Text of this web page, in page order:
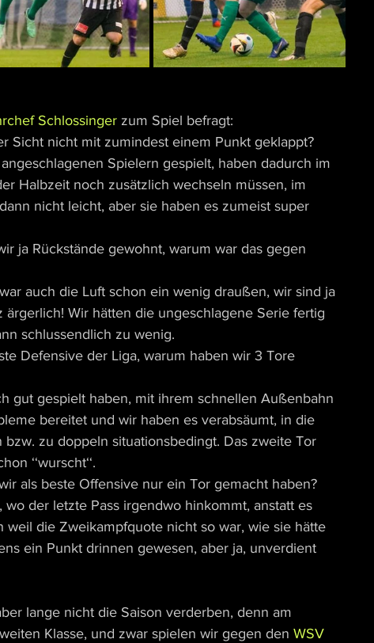
Schlossinger zum Spiel befragt:
Sicht nicht mit zumindest einem Punkt geklappt?
Spielern gespielt, haben dadurch im
Halbzeit noch zusätzlich wechseln müssen, im
nicht leicht, aber sie haben es zumeist super
ja Rückstände gewohnt, warum war das gegen
auch die Luft schon ein wenig draußen, wir sind ja
Wir hätten die ungeschlagene Serie fertig
schlussendlich zu wenig.
Defensive der Liga, warum haben wir 3 Tore
gut gespielt haben, mit ihrem schnellen Außenbahn
bereitet und wir haben es verabsäumt, in die
zu doppeln situationsbedingt. Das zweite Tor
‘‘wurscht‘‘.
als beste Offensive nur ein Tor gemacht haben?
der letzte Pass irgendwo hinkommt, anstatt es
weil die Zweikampfquote nicht so war, wie sie hätte
ein Punkt drinnen gewesen, aber ja, unverdient
lange nicht die Saison verderben, denn am
Klasse, und zwar spielen wir gegen den WSV